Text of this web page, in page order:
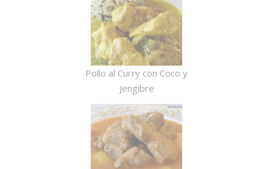
Pollo al Curry con Coco y
Jengibre